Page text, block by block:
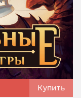
Купить